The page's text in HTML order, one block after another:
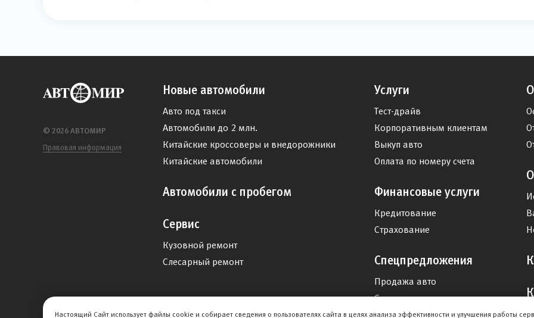
© 2026 АВТОМИР
Правовая информация
Новые автомобили
Авто под такси
Автомобили до 2 млн.
Китайские кроссоверы и внедорожники
Китайские автомобили
Автомобили с пробегом
Сервис
Кузовной ремонт
Слесарный ремонт
Услуги
Тест-драйв
Корпоративным клиентам
Выкуп авто
Оплата по номеру счета
Финансовые услуги
Кредитование
Страхование
Спецпредложения
Продажа авто
Сервис
Дисконтная программа
Настоящий Сайт использует файлы cookie и собирает сведения о пользователях сайта в целях анализа эффективности и улучшения работы